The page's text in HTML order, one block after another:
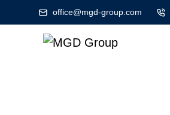
office@mgd-group.com